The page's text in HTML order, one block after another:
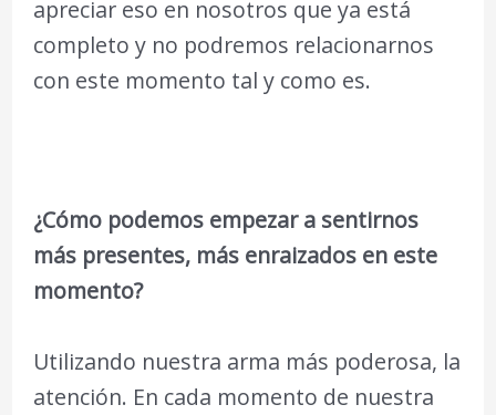
apreciar eso en nosotros que ya está
completo y no podremos relacionarnos
con este momento tal y como es.
¿Cómo podemos empezar a sentirnos
más presentes, más enraizados en este
momento?
Utilizando nuestra arma más poderosa, la
atención. En cada momento de nuestra